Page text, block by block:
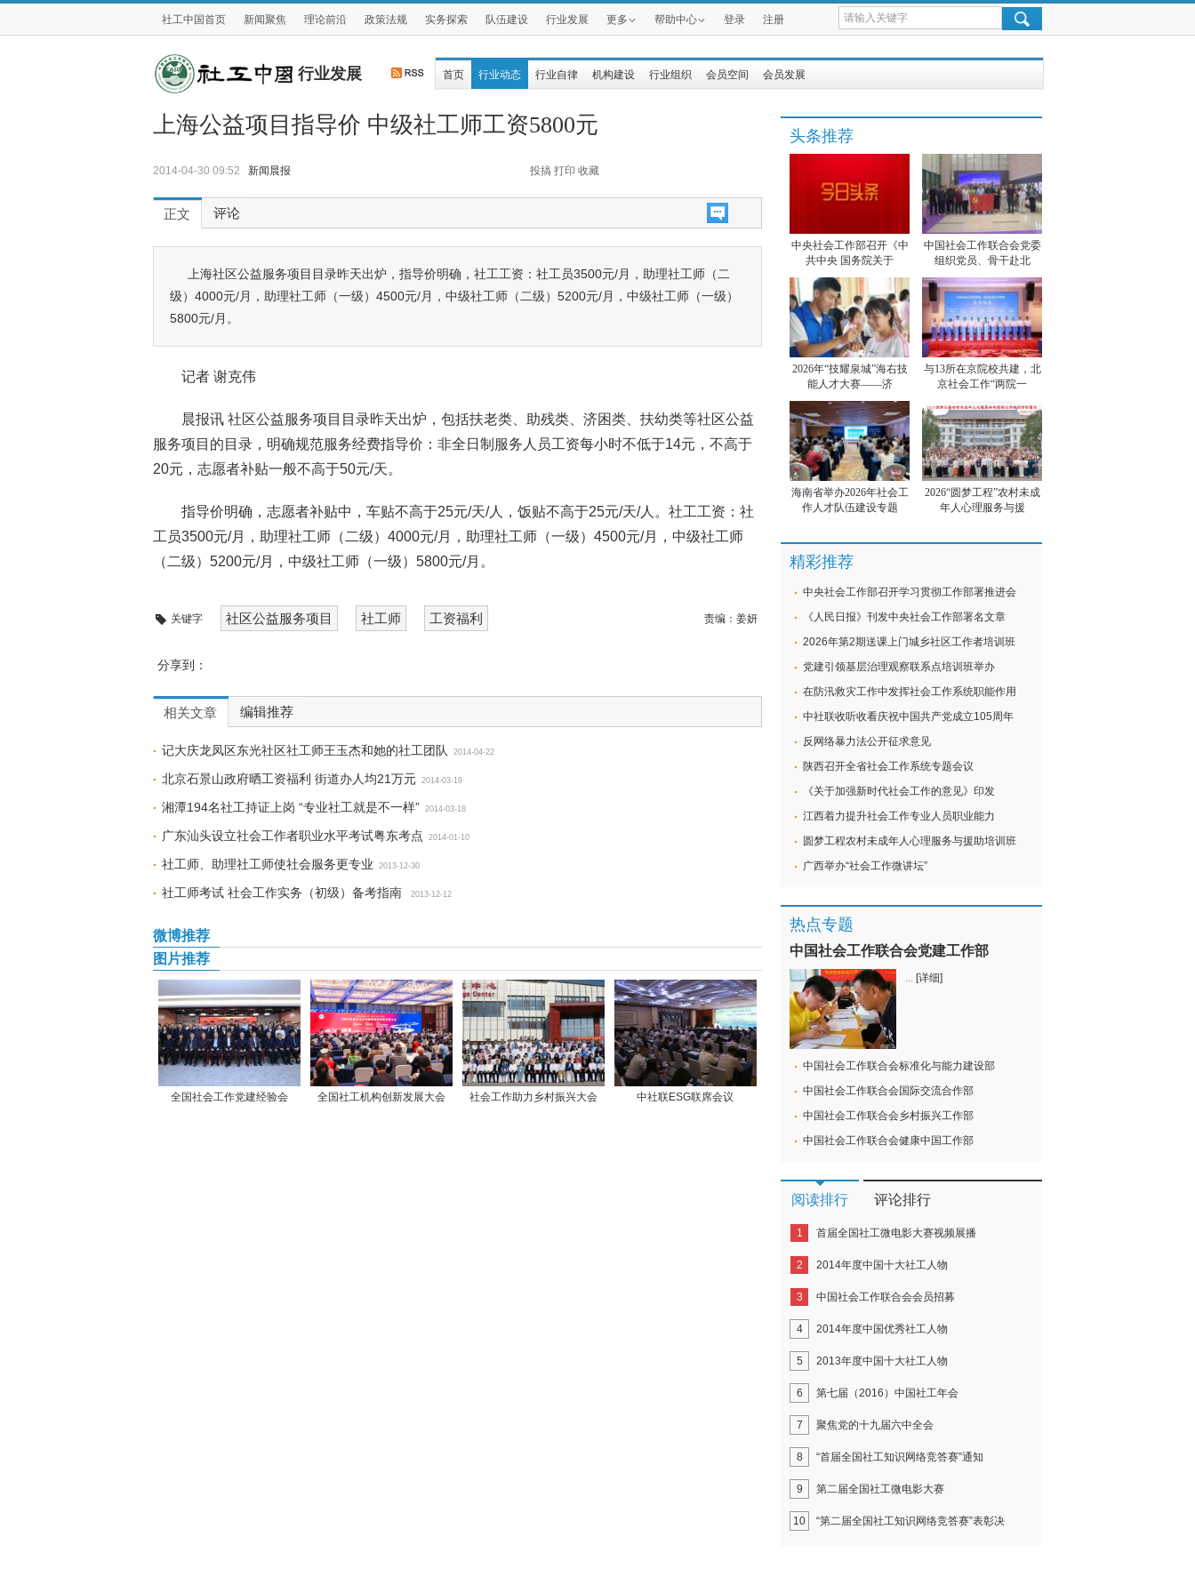
社工中国首页 新闻聚焦 理论前沿 政策法规 实务探索 队伍建设 行业发展 更多 帮助中心 登录 注册
行业发展 首页 行业动态 行业自律 机构建设 行业组织 会员空间 会员发展
上海公益项目指导价 中级社工师工资5800元
2014-04-30 09:52 新闻晨报 投搞 打印 收藏
正文 评论
上海社区公益服务项目目录昨天出炉，指导价明确，社工工资：社工员3500元/月，助理社工师（二
级）4000元/月，助理社工师（一级）4500元/月，中级社工师（二级）5200元/月，中级社工师（一级）
5800元/月。
记者 谢克伟
晨报讯 社区公益服务项目目录昨天出炉，包括扶老类、助残类、济困类、扶幼类等社区公益
服务项目的目录，明确规范服务经费指导价：非全日制服务人员工资每小时不低于14元，不高于
20元，志愿者补贴一般不高于50元/天。
指导价明确，志愿者补贴中，车贴不高于25元/天/人，饭贴不高于25元/天/人。社工工资：社
工员3500元/月，助理社工师（二级）4000元/月，助理社工师（一级）4500元/月，中级社工师
（二级）5200元/月，中级社工师（一级）5800元/月。
关键字 社区公益服务项目 社工师 工资福利 责编： 姜妍
分享到：
相关文章 编辑推荐
记大庆龙凤区东光社区社工师王玉杰和她的社工团队 2014-04-22
北京石景山政府晒工资福利 街道办人均21万元 2014-03-19
湘潭194名社工持证上岗 “专业社工就是不一样” 2014-03-18
广东汕头设立社会工作者职业水平考试粤东考点 2014-01-10
社工师、助理社工师使社会服务更专业 2013-12-30
社工师考试 社会工作实务（初级）备考指南 2013-12-12
微博推荐
图片推荐
全国社会工作党建经验会 全国社工机构创新发展大会 社会工作助力乡村振兴大会 中社联ESG联席会议
头条推荐
中央社会工作部召开《中
共中央 国务院关于
中国社会工作联合会党委
组织党员、骨干赴北
2026年“技耀泉城”海右技
能人才大赛——济
与13所在京院校共建，北
京社会工作“两院一
海南省举办2026年社会工
作人才队伍建设专题
2026“圆梦工程”农村未成
年人心理服务与援
精彩推荐
中央社会工作部召开学习贯彻工作部署推进会
《人民日报》刊发中央社会工作部署名文章
2026年第2期送课上门城乡社区工作者培训班
党建引领基层治理观察联系点培训班举办
在防汛救灾工作中发挥社会工作系统职能作用
中社联收听收看庆祝中国共产党成立105周年
反网络暴力法公开征求意见
陕西召开全省社会工作系统专题会议
《关于加强新时代社会工作的意见》印发
江西着力提升社会工作专业人员职业能力
圆梦工程农村未成年人心理服务与援助培训班
广西举办“社会工作微讲坛”
热点专题
中国社会工作联合会党建工作部
... [详细]
中国社会工作联合会标准化与能力建设部
中国社会工作联合会国际交流合作部
中国社会工作联合会乡村振兴工作部
中国社会工作联合会健康中国工作部
阅读排行 评论排行
1 首届全国社工微电影大赛视频展播
2 2014年度中国十大社工人物
3 中国社会工作联合会会员招募
4 2014年度中国优秀社工人物
5 2013年度中国十大社工人物
6 第七届（2016）中国社工年会
7 聚焦党的十九届六中全会
8 “首届全国社工知识网络竞答赛”通知
9 第二届全国社工微电影大赛
10 “第二届全国社工知识网络竞答赛”表彰决